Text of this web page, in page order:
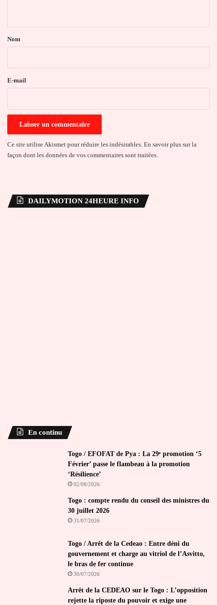
a
e
Nom
E-mail
Ce site utilise Akismet pour réduire les indésirables. En savoir plus sur la
façon dont les données de vos commentaires sont traitées.
DAILYMOTION 24HEURE INFO
En continu
Togo / EFOFAT de Pya : La 29ᵉ promotion ‘5
Février’ passe le flambeau à la promotion
‘Résilience’
02/08/2026
Togo : compte rendu du conseil des ministres du
30 juillet 2026
31/07/2026
Togo / Arrêt de la Cedeao : Entre déni du
gouvernement et charge au vitriol de l’Asvitto,
le bras de fer continue
30/07/2026
Arrêt de la CEDEAO sur le Togo : L’opposition
rejette la riposte du pouvoir et exige une